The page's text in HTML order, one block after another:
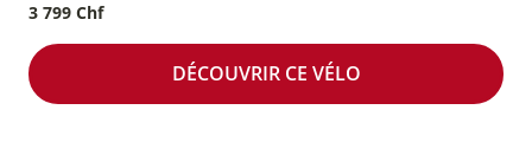
3 799 Chf
DÉCOUVRIR CE VÉLO